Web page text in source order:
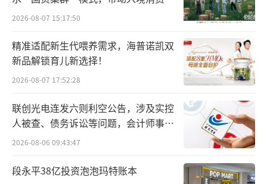
向种草
2026-08-07 15:17:50
精准适配新生代喂养需求，海普诺凯双
新品解锁育儿新选择！
2026-08-07 17:52:28
联创光电连发六则利空公告，涉及实控
人被查、债务诉讼等问题，会计师事务
所曾出具“保留意见”
2026-08-06 09:43:47
段永平38亿投资泡泡玛特账本